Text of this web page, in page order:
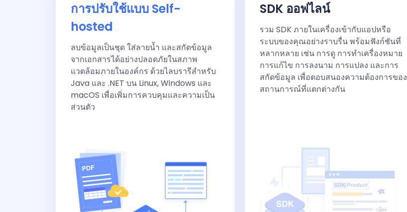
การปรับใช้แบบ Self-
hosted
ลบข้อมูลเป็นชุด ใส่ลายน้ำ และสกัดข้อมูล
จากเอกสารได้อย่างปลอดภัยในสภาพ
แวดล้อมภายในองค์กร ด้วยไลบรารีสำหรับ
Java และ .NET บน Linux, Windows และ
macOS เพื่อเพิ่มการควบคุมและความเป็น
ส่วนตัว
SDK ออฟไลน์
รวม SDK ภายในเครื่องเข้ากับแอปหรือ
ระบบของคุณอย่างราบรื่น พร้อมฟังก์ชันที่
หลากหลาย เช่น การดู การทำเครื่องหมาย
การแก้ไข การลงนาม การแปลง และการ
สกัดข้อมูล เพื่อตอบสนองความต้องการของ
สถานการณ์ที่แตกต่างกัน